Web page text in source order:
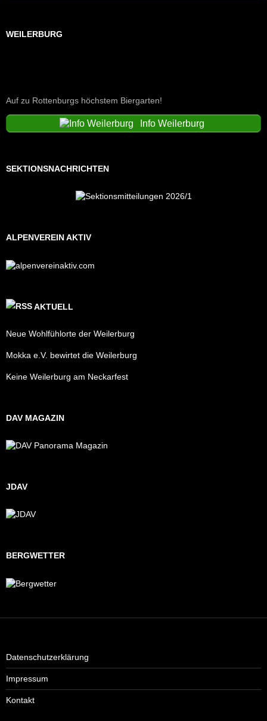
WEILERBURG
Auf zu Rottenburgs höchstem Biergarten!
Info Weilerburg
SEKTIONSNACHRICHTEN
ALPENVEREIN AKTIV
AKTUELL
Neue Wohlfühlorte der Weilerburg
Mokka e.V. bewirtet die Weilerburg
Keine Weilerburg am Neckarfest
DAV MAGAZIN
JDAV
BERGWETTER
Datenschutzerklärung
Impressum
Kontakt